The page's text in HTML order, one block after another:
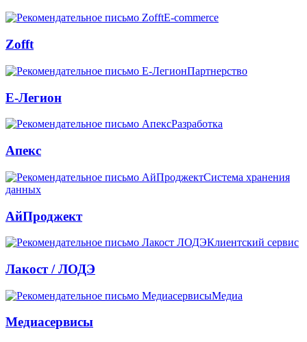
E-commerce
Zofft
Партнерство
Е-Легион
Разработка
Апекс
Система хранения
данных
АйПроджект
Клиентский сервис
Лакост / ЛОДЭ
Медиа
Медиасервисы